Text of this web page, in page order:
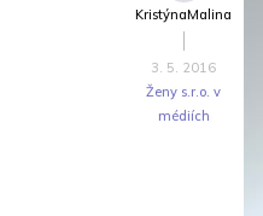
KristýnaMalina
3. 5. 2016
Ženy s.r.o. v
médiích